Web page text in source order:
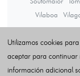
Vilaboa
Utilizamos cookies
aceptar para continuar
información adicional